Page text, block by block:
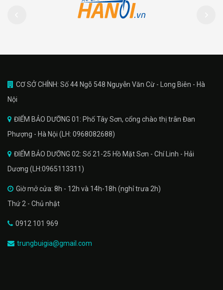
CƠ SỞ CHÍNH: Số 44 Ngõ 548 Nguyễn Văn Cừ - Long Biên - Hà
Nội
ĐIỂM BẢO DƯỠNG 01: Phố Tây Sơn, cổng chào thị trân Đan
Phượng - Hà Nội (LH: 0968082688)
ĐIỂM BẢO DƯỠNG 02: Số 21-25 Hồ Mặt Sơn - Chí Linh - Hải
Dương (LH:0965113311)
Giờ mở cửa: 8h - 12h và 14h-18h (nghỉ trưa 2h)
Thứ 2 - Chủ nhật
0912 101 969
trungbuigia@gmail.com